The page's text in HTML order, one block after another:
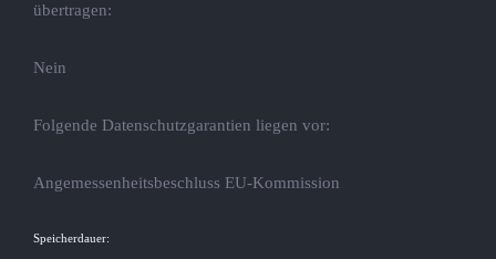
übertragen:
Nein
Folgende Datenschutzgarantien liegen vor:
Angemessenheitsbeschluss EU-Kommission
Speicherdauer: